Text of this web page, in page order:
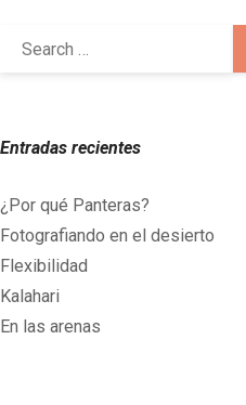
Entradas recientes
¿Por qué Panteras?
Fotografiando en el desierto
Flexibilidad
Kalahari
En las arenas